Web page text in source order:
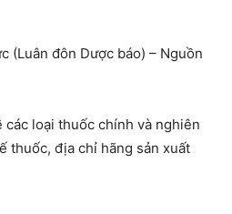
(Luân đôn Dược báo) – Nguồn
các loại thuốc chính và nghiên
thuốc, địa chỉ hãng sản xuất